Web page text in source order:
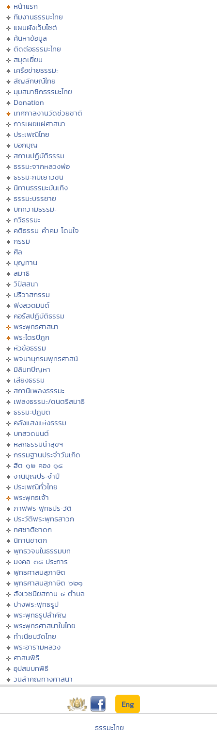
หน้าแรก
ทีมงานธรรมะไทย
แผนผังเว็บไซต์
ค้นหาข้อมูล
ติดต่อธรรมะไทย
สมุดเยี่ยม
เครือข่ายธรรมะ
สัญลักษณ์ไทย
มุมสมาชิกธรรมะไทย
Donation
เทศกาลงานวัดช่วยชาติ
การเผยแผ่ศาสนา
ประเพณีไทย
บอกบุญ
สถานปฏิบัติธรรม
ธรรมะจากหลวงพ่อ
ธรรมะกับเยาวชน
นิทานธรรมะบันเทิง
ธรรมะบรรยาย
บทความธรรมะ
กวีธรรมะ
คติธรรม คำคม โดนใจ
กรรม
ศีล
บุญทาน
สมาธิ
วิปัสสนา
ปริวาสกรรม
ฟังสวดมนต์
คอร์สปฏิบัติธรรม
พระพุทธศาสนา
พระไตรปิฏก
หัวข้อธรรม
พจนานุกรมพุทธศาสน์
มิลินทปัญหา
เสียงธรรม
สถานีเพลงธรรมะ
เพลงธรรมะ/ดนตรีสมาธิ
ธรรมะปฏิบัติ
คลังแสงแห่งธรรม
บทสวดมนต์
หลักธรรมนำสุขฯ
กรรมฐานประจำวันเกิด
ฮีต ๑๒ คอง ๑๔
งานบุญประจำปี
ประเพณีทั่วไทย
พระพุทธเจ้า
ภาพพระพุทธประวัติ
ประวัติพระพุทธสาวก
ทศชาติชาดก
นิทานชาดก
พุทธวจนในธรรมบท
มงคล ๓๘ ประการ
พุทธศาสนสุภาษิต
พุทธศาสนสุภาษิต ๖๒๑
สังเวชนียสถาน ๔ ตำบล
ปางพระพุทธรูป
พระพุทธรูปสำคัญ
พระพุทธศาสนาในไทย
ทำเนียบวัดไทย
พระอารามหลวง
ศาสนพิธี
อุปสมบทพิธี
วันสำคัญทางศาสนา
Eng
ธรรมะไทย